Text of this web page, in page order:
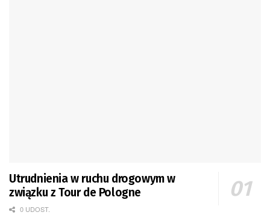
Utrudnienia w ruchu drogowym w
związku z Tour de Pologne
0 UDOST.